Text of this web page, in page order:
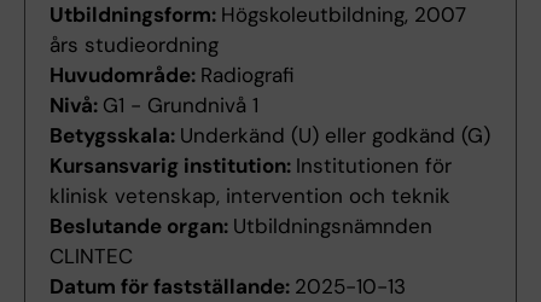
Utbildningsform: Högskoleutbildning, 2007
års studieordning
Huvudområde: Radiografi
Nivå: G1 - Grundnivå 1
Betygsskala: Underkänd (U) eller godkänd (G)
Kursansvarig institution: Institutionen för
klinisk vetenskap, intervention och teknik
Beslutande organ: Utbildningsnämnden
CLINTEC
Datum för fastställande: 2025-10-13